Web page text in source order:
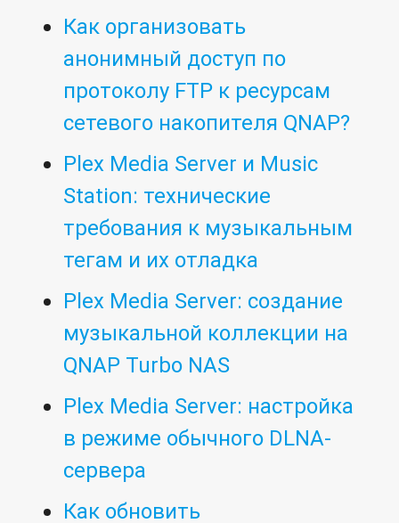
Как организовать
анонимный доступ по
протоколу FTP к ресурсам
сетевого накопителя QNAP?
Plex Media Server и Music
Station: технические
требования к музыкальным
тегам и их отладка
Plex Media Server: cоздание
музыкальной коллекции на
QNAP Turbo NAS
Plex Media Server: настройка
в режиме обычного DLNA-
сервера
Как обновить